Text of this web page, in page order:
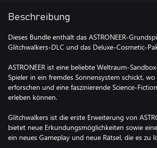
Beschreibung
Dieses Bundle enthält das ASTRONEER-
Glitchwalkers-DLC und das Deluxe-Cosmetic-
ASTRONEER ist eine beliebte Weltraum-
Spieler in ein fremdes Sonnensystem schickt, wo
erforschen und eine faszinierende Science-
erleben können.
Glitchwalkers ist die erste Erweiterung von
bietet neue Erkundungsmöglichkeiten sowie
ein neues Gameplay und neue Rätsel, die es zu